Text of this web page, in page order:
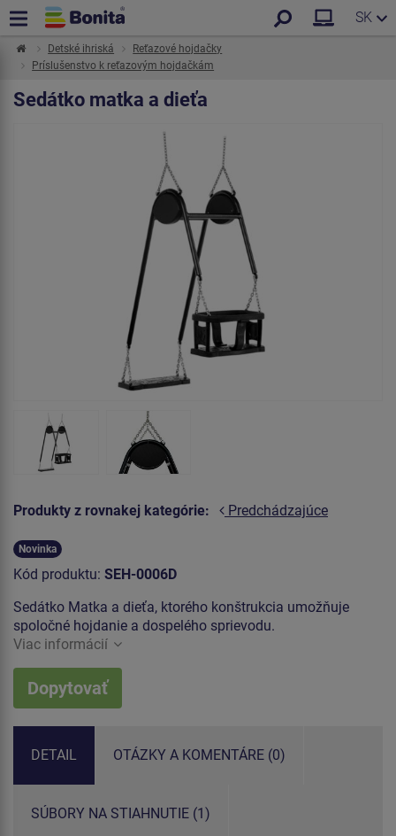
SK
Detské ihriská
Reťazové hojdačky
Príslušenstvo k reťazovým hojdačkám
Sedátko matka a dieťa
Produkty z rovnakej kategórie: Predchádzajúce
Novinka
Kód produktu: SEH-0006D
Sedátko Matka a dieťa, ktorého konštrukcia umožňuje
spoločné hojdanie a dospelého sprievodu.
Viac informácií
Dopytovať
DETAIL OTÁZKY A KOMENTÁRE (0)
SÚBORY NA STIAHNUTIE (1)